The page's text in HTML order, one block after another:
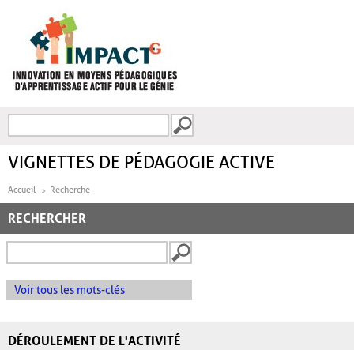
FORMULAIRE DE
VIGNETTES DE PÉDAGOGIE ACTIVE
Accueil Recherche
RECHERCHER
Voir tous les mots-clés
DÉROULEMENT DE L'ACTIVITÉ